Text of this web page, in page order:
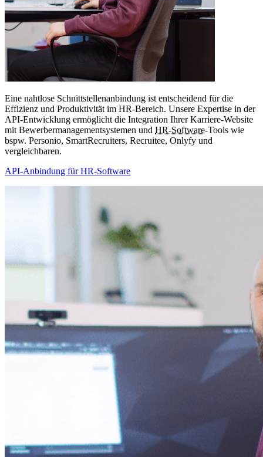
Eine nahtlose Schnittstellenanbindung ist entscheidend für die
Effizienz und Produktivität im HR-Bereich. Unsere Expertise in der
API-Entwicklung ermöglicht die Integration Ihrer Karriere-Website
mit Bewerbermanagementsystemen und HR-Software-Tools wie
bspw. Personio, SmartRecruiters, Recruitee, Onlyfy und
vergleichbaren.
API-Anbindung für HR-Software